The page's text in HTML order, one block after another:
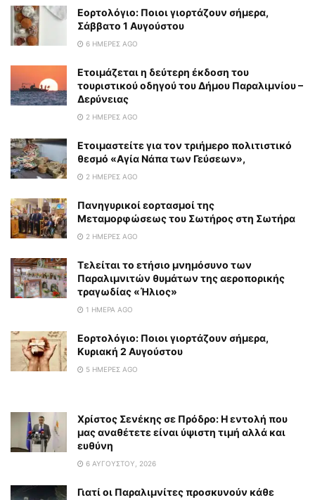
Εορτολόγιο: Ποιοι γιορτάζουν σήμερα,
Σάββατο 1 Αυγούστου
6 ΗΜΈΡΕΣ AGO
Ετοιμάζεται η δεύτερη έκδοση του
τουριστικού οδηγού του Δήμου Παραλιμνίου –
Δερύνειας
2 ΗΜΈΡΕΣ AGO
Eτοιμαστείτε για τον τριήμερο πολιτιστικό
θεσμό «Αγία Νάπα των Γεύσεων»,
2 ΗΜΈΡΕΣ AGO
Πανηγυρικοί εορτασμοί της
Μεταμορφώσεως του Σωτήρος στη Σωτήρα
2 ΗΜΈΡΕΣ AGO
Τελείται το ετήσιο μνημόσυνο των
Παραλιμνιτών θυμάτων της αεροπορικής
τραγωδίας «Ήλιος»
1 ΗΜΈΡΑ AGO
Εορτολόγιο: Ποιοι γιορτάζουν σήμερα,
Κυριακή 2 Αυγούστου
5 ΗΜΈΡΕΣ AGO
Χρίστος Σενέκης σε Πρόδρο: Η εντολή που
μας αναθέτετε είναι ύψιστη τιμή αλλά και
ευθύνη
6 ΑΥΓΟΎΣΤΟΥ, 2026
Γιατί οι Παραλιμνίτες προσκυνούν κάθε